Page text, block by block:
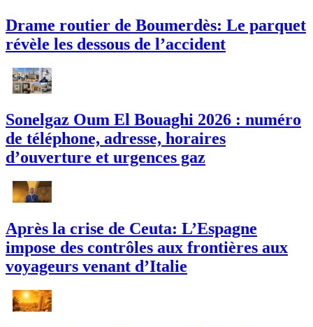
Drame routier de Boumerdès: Le parquet
révèle les dessous de l’accident
Sonelgaz Oum El Bouaghi 2026 : numéro
de téléphone, adresse, horaires
d’ouverture et urgences gaz
Après la crise de Ceuta: L’Espagne
impose des contrôles aux frontières aux
voyageurs venant d’Italie